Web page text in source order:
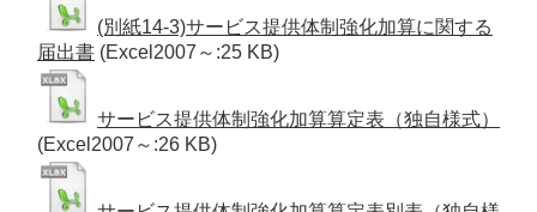
(別紙14-3)サービス提供体制強化加算に関する
届出書 (Excel2007～:25 KB)
サービス提供体制強化加算算定表（独自様式）
(Excel2007～:26 KB)